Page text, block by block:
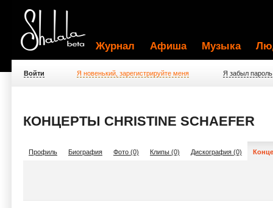
Журнал Афиша Музыка
Войти Я новенький, зарегистрируйте меня Я забыл пароль
КОНЦЕРТЫ CHRISTINE SCHAEFER
Профиль Биография Фото (0) Клипы (0) Дискография (0)